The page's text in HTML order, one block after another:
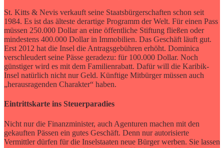
St. Kitts & Nevis verkauft seine Staatsbürgerschaften schon seit
1984. Es ist das älteste derartige Programm der Welt. Für einen Pass
müssen 250.000 Dollar an eine öffentliche Stiftung fließen oder
mindestens 400.000 Dollar in Immobilien. Das Geschäft läuft gut.
Erst 2012 hat die Insel die Antragsgebühren erhöht. Dominica
verschleudert seine Pässe geradezu: für 100.000 Dollar. Noch
günstiger wird es mit dem Familienrabatt. Dafür will die Karibik-
Insel natürlich nicht nur Geld. Künftige Mitbürger müssen auch
„herausragenden Charakter“ haben.
Eintrittskarte ins Steuerparadies
Nicht nur die Finanzminister, auch Agenturen machen mit den
gekauften Pässen ein gutes Geschäft. Denn nur autorisierte
Vermittler dürfen für die Inselstaaten neue Bürger werben. Sie lassen